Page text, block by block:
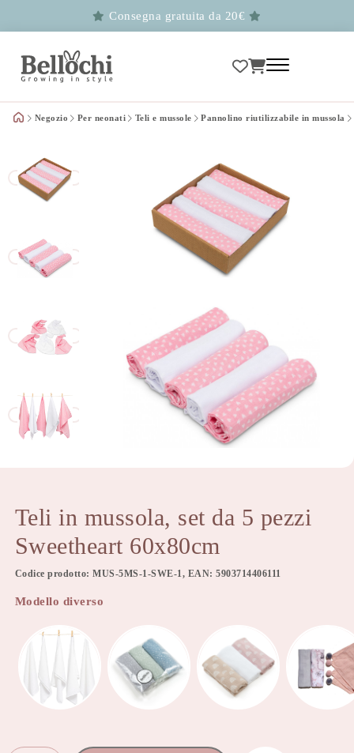
Consegna gratuita da 20€
Negozio Per neonati Teli e mussole Pannolino riutilizzabile in mussola
Teli in mussola, set da 5 pezzi
Sweetheart 60x80cm
Codice prodotto: MUS-5MS-1-SWE-1, EAN: 5903714406111
Modello diverso